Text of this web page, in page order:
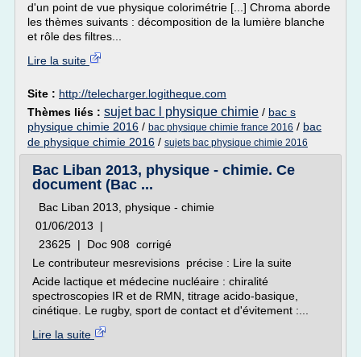
d'un point de vue physique colorimétrie [...] Chroma aborde
les thèmes suivants : décomposition de la lumière blanche
et rôle des filtres...
Lire la suite
Site : http://telecharger.logitheque.com
Thèmes liés : sujet bac l physique chimie / bac s
physique chimie 2016 / bac physique chimie france 2016 / bac
de physique chimie 2016 / sujets bac physique chimie 2016
Bac Liban 2013, physique - chimie. Ce
document (Bac ...
Bac Liban 2013, physique - chimie
01/06/2013 |
23625 | Doc 908 corrigé
Le contributeur mesrevisions précise : Lire la suite
Acide lactique et médecine nucléaire : chiralité
spectroscopies IR et de RMN, titrage acido-basique,
cinétique. Le rugby, sport de contact et d'évitement :...
Lire la suite